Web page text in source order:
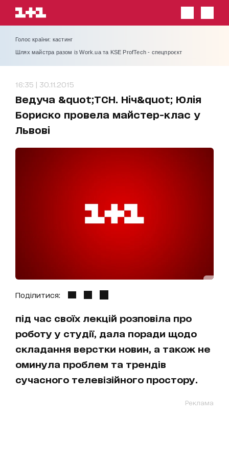
Голос країни: кастинг
Шлях майстра разом із Work.ua та KSE ProfTech - спецпроєкт
16:35 | 30.11.2015
Ведуча &quot;ТСН. Ніч&quot; Юлія
Бориско провела майстер-клас у
Львові
Поділитися:
під час своїх лекцій розповіла про
роботу у студії, дала поради щодо
складання верстки новин, а також не
оминула проблем та трендів
сучасного телевізійного простору.
Реклама